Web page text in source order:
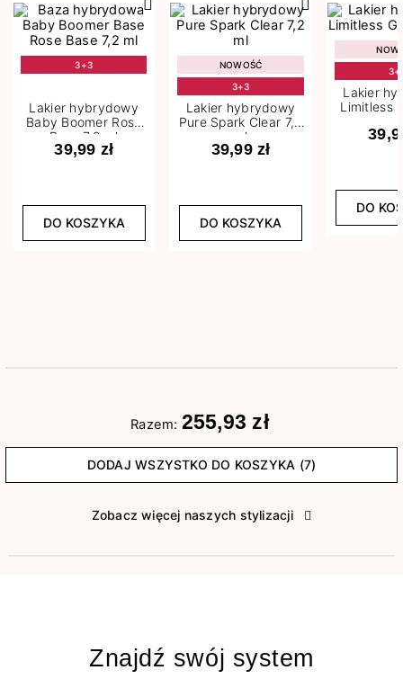
3+3
Lakier hybrydowy
Baby Boomer Rose
Base 7,2 ml
39,99 zł
DO KOSZYKA
NOWOŚĆ
3+3
Lakier hybrydowy
Pure Spark Clear 7,2
ml
39,99 zł
DO KOSZYKA
Lakier
Limitless
DO
Razem: 255,93 zł
DODAJ WSZYSTKO DO KOSZYKA (7)
Zobacz więcej naszych stylizacji
Znajdź swój system